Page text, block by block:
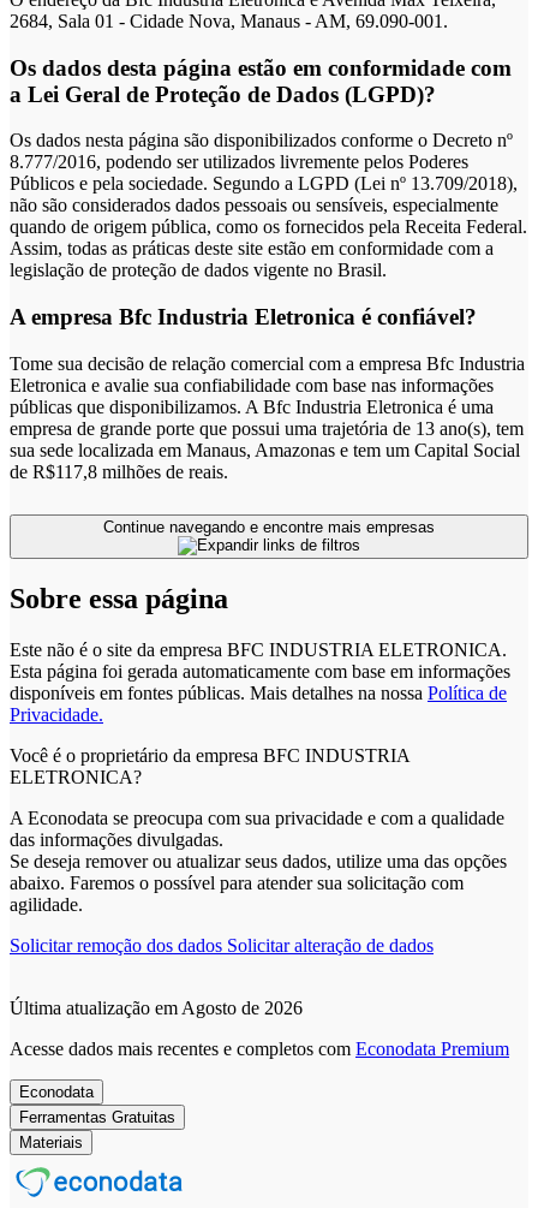
2684, Sala 01 - Cidade Nova, Manaus - AM, 69.090-001.
Os dados desta página estão em conformidade com
a Lei Geral de Proteção de Dados (LGPD)?
Os dados nesta página são disponibilizados conforme o Decreto nº
8.777/2016, podendo ser utilizados livremente pelos Poderes
Públicos e pela sociedade. Segundo a LGPD (Lei nº 13.709/2018),
não são considerados dados pessoais ou sensíveis, especialmente
quando de origem pública, como os fornecidos pela Receita Federal.
Assim, todas as práticas deste site estão em conformidade com a
legislação de proteção de dados vigente no Brasil.
A empresa Bfc Industria Eletronica é confiável?
Tome sua decisão de relação comercial com a empresa Bfc Industria
Eletronica e avalie sua confiabilidade com base nas informações
públicas que disponibilizamos. A Bfc Industria Eletronica é uma
empresa de grande porte que possui uma trajetória de 13 ano(s), tem
sua sede localizada em Manaus, Amazonas e tem um Capital Social
de R$117,8 milhões de reais.
Sobre essa página
Este não é o site da empresa BFC INDUSTRIA ELETRONICA.
Esta página foi gerada automaticamente com base em informações
disponíveis em fontes públicas. Mais detalhes na nossa Política de
Privacidade.
Você é o proprietário da empresa BFC INDUSTRIA
ELETRONICA?
A Econodata se preocupa com sua privacidade e com a qualidade
das informações divulgadas.
Se deseja remover ou atualizar seus dados, utilize uma das opções
abaixo. Faremos o possível para atender sua solicitação com
agilidade.
Solicitar remoção dos dados Solicitar alteração de dados
Última atualização em Agosto de 2026
Acesse dados mais recentes e completos com Econodata Premium
Econodata
Ferramentas Gratuitas
Materiais